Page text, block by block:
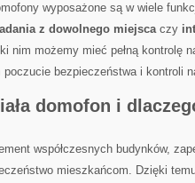
wyposażone są w wiele
z ‍dowolnego miejsca‌czy
nim możemy mieć pełną kontrolę
bezpieczeństwa i kontroli
domofon i
współczesnych budynków,
⁣mieszkańcom. Dzięki